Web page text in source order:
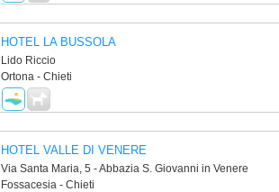
HOTEL LA BUSSOLA
Lido Riccio
Ortona - Chieti
HOTEL VALLE DI VENERE
Via Santa Maria, 5 - Abbazia S. Giovanni in Venere
Fossacesia - Chieti